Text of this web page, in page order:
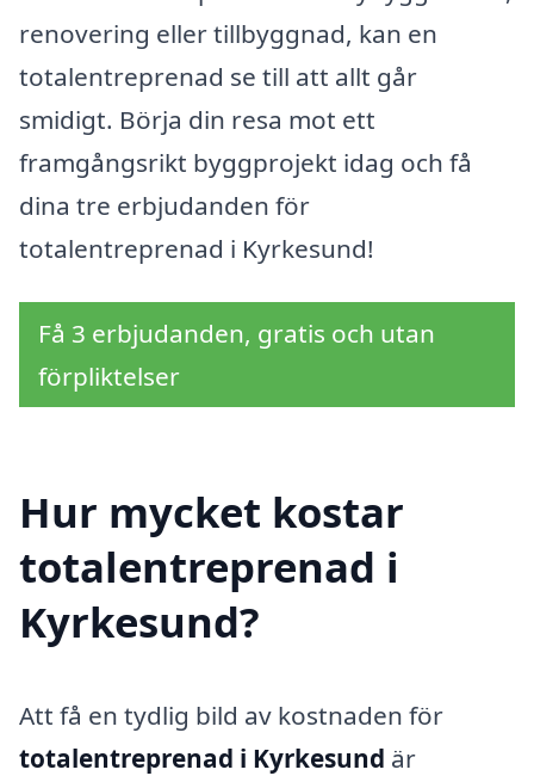
renovering eller tillbyggnad, kan en
totalentreprenad se till att allt går
smidigt. Börja din resa mot ett
framgångsrikt byggprojekt idag och få
dina tre erbjudanden för
totalentreprenad i Kyrkesund!
Få 3 erbjudanden, gratis och utan
förpliktelser
Hur mycket kostar
totalentreprenad i
Kyrkesund?
Att få en tydlig bild av kostnaden för
totalentreprenad i Kyrkesund är